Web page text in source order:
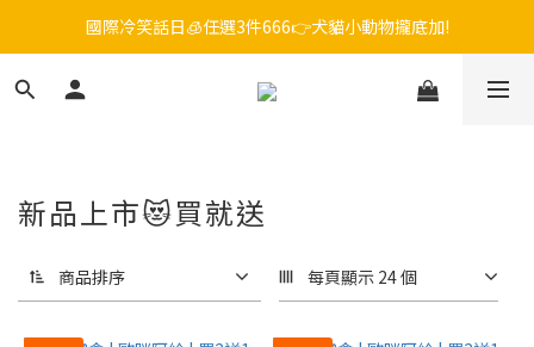
毛孩FUN暑假，飼料最低45折起😻只到9/21
國際冷笑話日🧊任選3件666👉犬貓小動物攏底加!
😎吉老闆 即期飼料出清中💥只要599起
新品上市😻買就送
商品排序 每頁顯示 24 個